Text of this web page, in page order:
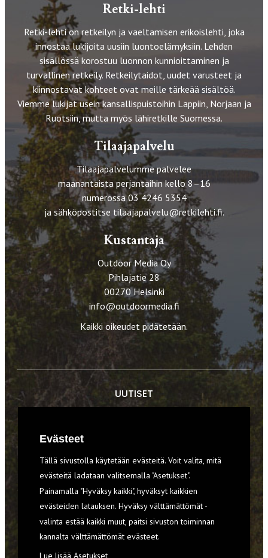
Retki-lehti
Retki-lehti on retkeilyn ja vaeltamisen erikoislehti, joka
innostaa lukijoita uusiin luontoelämyksiin. Lehden
sisällössä korostuu luonnon kunnioittaminen ja
turvallinen retkeily. Retkeilytaidot, uudet varusteet ja
kiinnostavat kohteet ovat meille tärkeää sisältöä.
Viemme lukijat usein kansallispuistoihin Lappiin, Norjaan ja
Ruotsiin, mutta myös lähiretkille Suomessa.
Tilaajapalvelu
Tilaajapalvelumme palvelee
maanantaista perjantaihin kello 8–16
numerossa 03 4246 5354
ja sähköpostitse tilaajapalvelu@retkilehti.fi.
Kustantaja
Outdoor Media Oy
Pihlajatie 28
00270 Helsinki
info@outdoormedia.fi
Kaikki oikeudet pidätetään.
UUTISET
VARUSTEET
TILAA RETKI-LEHTI
YHTEYSTIEDOT
Evästeet
Tällä sivustolla käytetään evästeitä. Voit valita, mitä
evästeitä ladataan valitsemalla "Asetukset".
Painamalla "Hyväksy kaikki", hyväksyt kaikkien
evästeiden latauksen. Hyväksy välttämättömät -
valinta estää kaikki muut, paitsi sivuston toiminnan
kannalta välttämättömät evästeet.
Lue lisää Asetukset